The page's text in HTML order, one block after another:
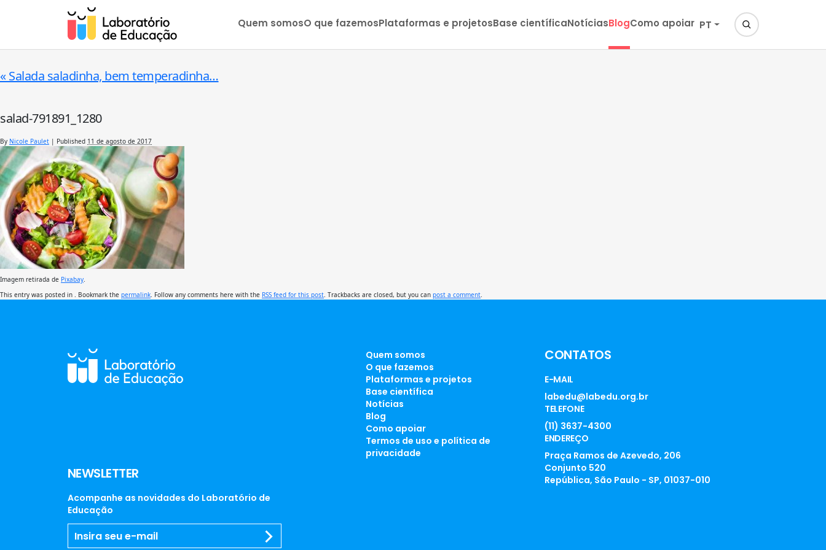
Quem somosO que fazemosPlataformas e projetosBase científicaNotíciasBlogComo apoiar PT
«Salada saladinha, bem temperadinha…
salad-791891_1280
By Nicole Paulet | Published 11 de agosto de 2017
Imagem retirada de Pixabay
This entry was posted in . Bookmark the permalink . Follow any comments here with the RSS feed for this post . Trackbacks are closed, but you can post a comment
NEWSLETTER
Acompanhe as novidades do Laboratório de
Educação
Quem somos
O que fazemos
Plataformas e projetos
Base científica
Notícias
Blog
Como apoiar
Termos de uso e política de
privacidade
CONTATOS
E-MAIL
labedu@labedu.org.br
TELEFONE
(11) 3637-4300
ENDEREÇO
Praça Ramos de Azevedo, 206
Conjunto 520
República, São Paulo - SP, 01037-010